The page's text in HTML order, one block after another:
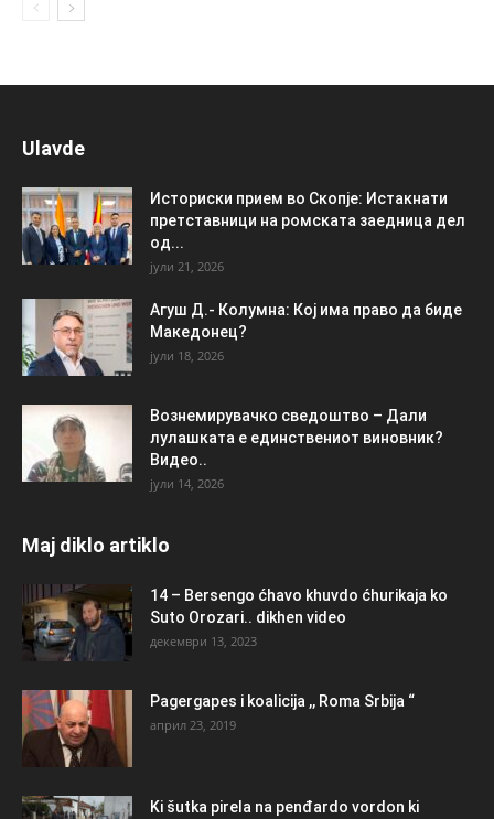
Ulavde
Историски прием во Скопје: Истакнати
претставници на ромската заедница дел
од...
јули 21, 2026
Агуш Д.- Колумна: Кој има право да биде
Македонец?
јули 18, 2026
Вознемирувачко сведоштво – Дали
лулашката е единствениот виновник?
Видео..
јули 14, 2026
Maj diklo artiklo
14 – Bersengo ćhavo khuvdo ćhurikaja ko
Suto Orozari.. dikhen video
декември 13, 2023
Pagergapes i koalicija ,, Roma Srbija “
април 23, 2019
Ki šutka pirela na penđardo vordon ki